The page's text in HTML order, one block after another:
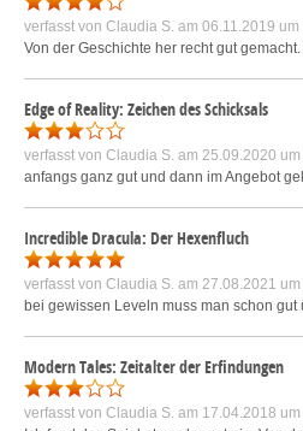
verfasst von Claudia S. am 06.11.2019 um
Von der Geschichte her recht gut
Edge of Reality: Zeichen des Schicksals
verfasst von Claudia S. am 25.09.2020 um
anfangs ganz gut und dann im Angebot
Incredible Dracula: Der Hexenfluch
verfasst von Claudia S. am 27.08.2021 um
bei gewissen Leveln muss man schon
Modern Tales: Zeitalter der Erfindungen
verfasst von Claudia S. am 17.04.2018 um